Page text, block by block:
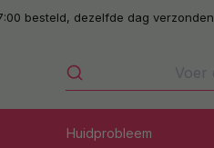
besteld, dezelfde dag verzonden
Huidprobleem